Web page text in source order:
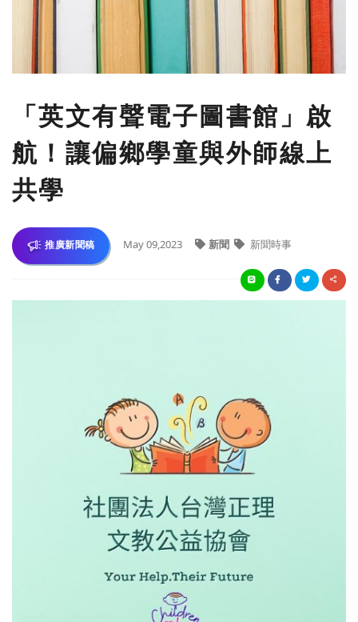
「英文有聲電子圖書館」啟
航！讓偏鄉學童與外師線上
共學
推廣新聞稿 May 09,2023 新聞 新聞時事